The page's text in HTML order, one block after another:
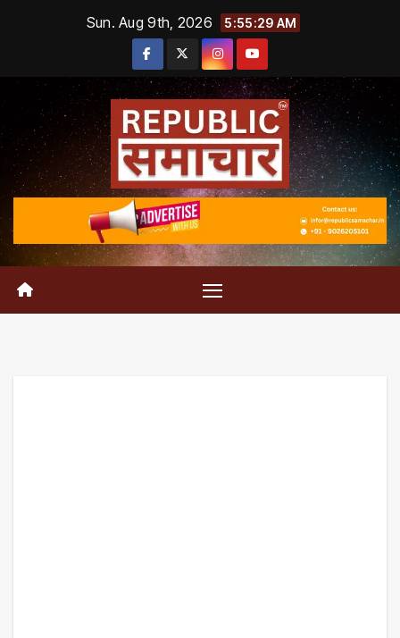
Sun. Aug 9th, 2026 5:55:29 AM